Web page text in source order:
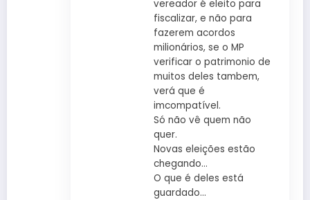
vereador é eleito para
fiscalizar, e não para
fazerem acordos
milionários, se o MP
verificar o patrimonio de
muitos deles tambem,
verá que é
imcompatível.
Só não vê quem não
quer.
Novas eleições estão
chegando…
O que é deles está
guardado…